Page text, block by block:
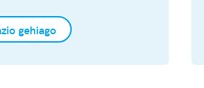
gehiago